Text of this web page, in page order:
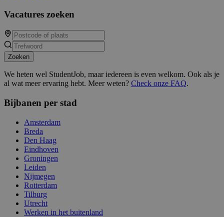
Vacatures zoeken
Zoeken
We heten wel StudentJob, maar iedereen is even welkom. Ook als je
al wat meer ervaring hebt. Meer weten? Check onze FAQ.
Bijbanen per stad
Amsterdam
Breda
Den Haag
Eindhoven
Groningen
Leiden
Nijmegen
Rotterdam
Tilburg
Utrecht
Werken in het buitenland